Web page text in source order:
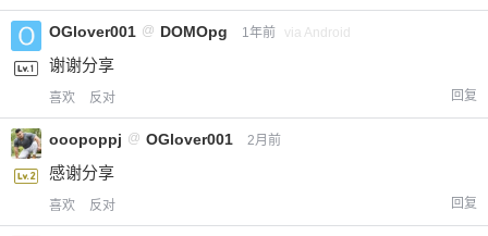
OGlover001 @ DOMOpg 1年前 via Android
谢谢分享
喜欢 反对 回复
ooopoppj @ OGlover001 2月前
感谢分享
喜欢 反对 回复